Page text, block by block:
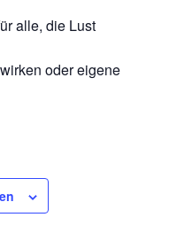
alle, die Lust
oder eigene